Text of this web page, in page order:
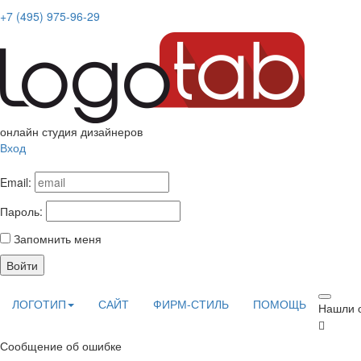
+7 (495) 975-96-29
онлайн студия дизайнеров
Вход
Email:
Пароль:
Запомнить меня
Войти
ЛОГОТИП САЙТ ФИРМ-СТИЛЬ ПОМОЩЬ Нашли
Сообщение об ошибке